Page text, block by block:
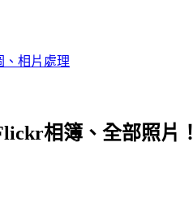
、相片處理
相簿、全部照片！